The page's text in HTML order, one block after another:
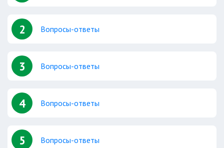
2 Вопросы-ответы
3 Вопросы-ответы
4 Вопросы-ответы
5 Вопросы-ответы